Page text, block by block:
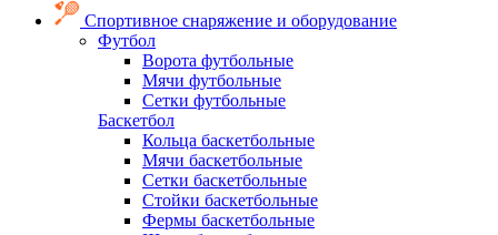
Спортивное снаряжение и оборудование
Футбол
Ворота футбольные
Мячи футбольные
Сетки футбольные
Баскетбол
Кольца баскетбольные
Мячи баскетбольные
Сетки баскетбольные
Стойки баскетбольные
Фермы баскетбольные